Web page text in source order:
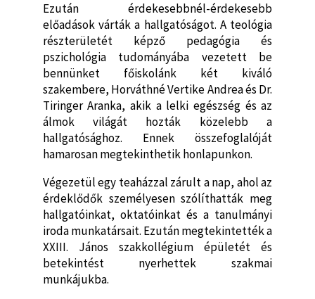
Ezután érdekesebbnél-érdekesebb
előadások várták a hallgatóságot. A teológia
részterületét képző pedagógia és
pszichológia tudományába vezetett be
bennünket főiskolánk két kiváló
szakembere, Horváthné Vertike Andrea és Dr.
Tiringer Aranka, akik a lelki egészség és az
álmok világát hozták közelebb a
hallgatósághoz. Ennek összefoglalóját
hamarosan megtekinthetik honlapunkon.
Végezetül egy teaházzal zárult a nap, ahol az
érdeklődők személyesen szólíthatták meg
hallgatóinkat, oktatóinkat és a tanulmányi
iroda munkatársait. Ezután megtekintették a
XXIII. János szakkollégium épületét és
betekintést nyerhettek szakmai
munkájukba.